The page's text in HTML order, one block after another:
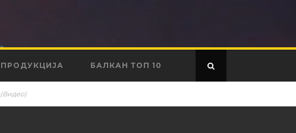
БАЛКАН ТОП 10